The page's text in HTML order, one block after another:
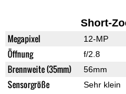
Short-
Megapixel 12-MP
Öffnung f/2.8
Brennweite (35mm) 56mm
Sensorgröße Sehr klein